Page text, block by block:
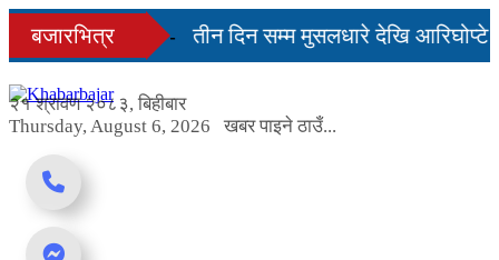
Skip
content
बजारभित्र
सहज हुन्छ’
तीन दिन सम्म मुसलधारे देखि
२१ श्रावण २०८३, बिहीबार
Thursday, August 6, 2026
खबर पाइने ठाउँ...